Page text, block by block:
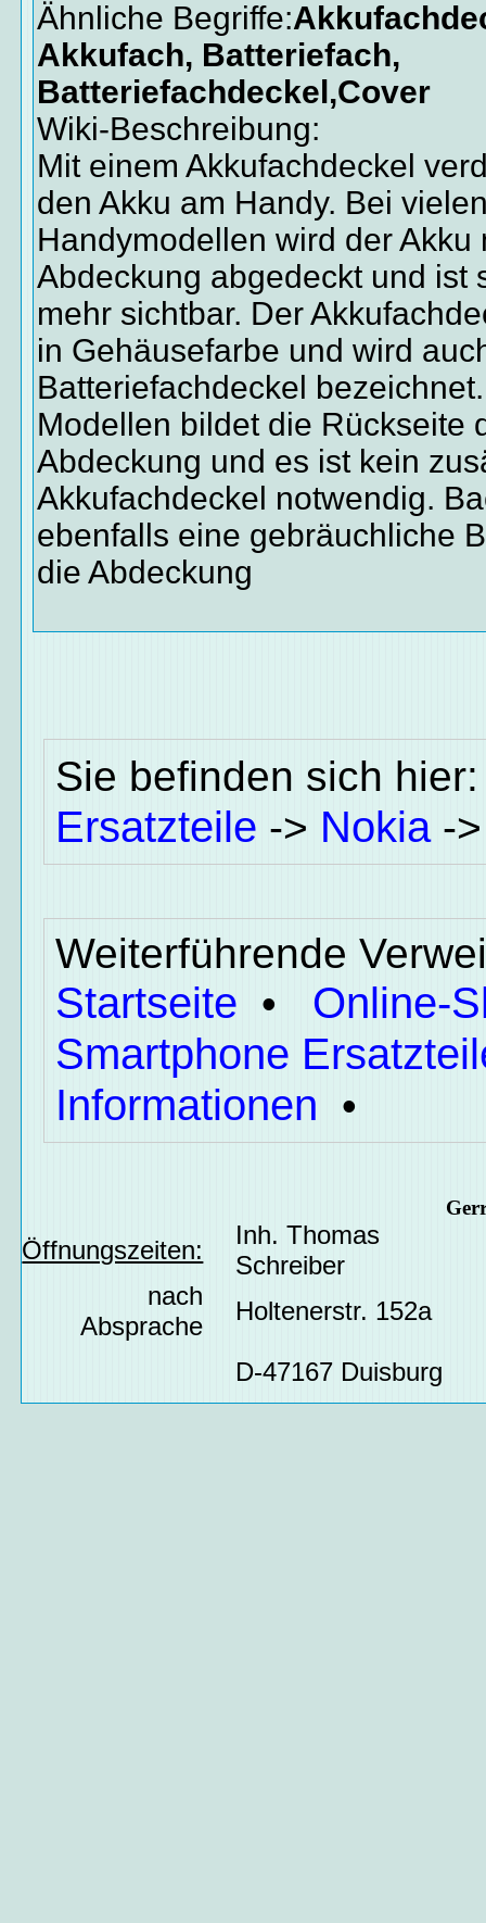
Ähnliche Begriffe:
Akkufach, Batteriefach,
Batteriefachdeckel,Cover
Wiki-Beschreibung:
Mit einem Akkufachdeckel
den Akku am Handy. Bei
Handymodellen wird der Akku
Abdeckung abgedeckt und ist
mehr sichtbar. Der
in Gehäusefarbe und wird
Batteriefachdeckel
Modellen bildet die Rückseite
Abdeckung und es ist kein
Akkufachdeckel notwendig.
ebenfalls eine gebräuchliche
die Abdeckung
Sie befinden sich
Ersatzteile -> Nokia-
Weiterführende
Startseite • Online-
Smartphone
Informationen •
Öffnungszeiten:
Inh. Thomas
Schreiber
nach
Absprache
Holtenerstr. 152a
D-47167 Duisburg